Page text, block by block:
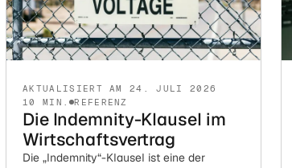
AKTUALISIERT AM 24. JULI 2026
10 MIN. REFERENZ
Die Indemnity-Klausel im
Wirtschaftsvertrag
Die „Indemnity“-Klausel ist eine der